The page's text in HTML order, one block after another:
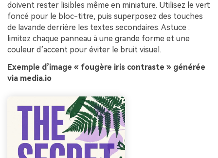
doivent rester lisibles même en miniature. Utilisez le vert
foncé pour le bloc-titre, puis superposez des touches
de lavande derrière les textes secondaires. Astuce :
limitez chaque panneau à une grande forme et une
couleur d’accent pour éviter le bruit visuel.
Exemple d’image « fougère iris contraste » générée
via media.io